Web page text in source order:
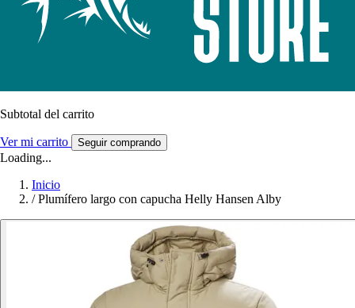
Subtotal del carrito
Ver mi carrito Seguir comprando
Loading...
Inicio
/ Plumífero largo con capucha Helly Hansen Alby